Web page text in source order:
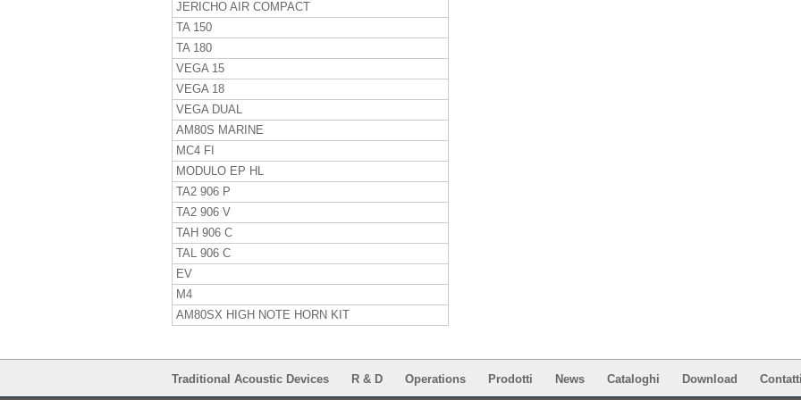
JERICHO AIR COMPACT
TA 150
TA 180
VEGA 15
VEGA 18
VEGA DUAL
AM80S MARINE
MC4 FI
MODULO EP HL
TA2 906 P
TA2 906 V
TAH 906 C
TAL 906 C
EV
M4
AM80SX HIGH NOTE HORN KIT
Traditional Acoustic Devices R & D Operations Prodotti News Cataloghi Download